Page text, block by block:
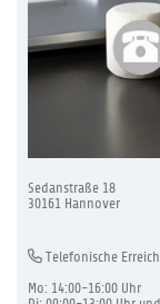
Sedanstraße 18
30161 Hannover
Telefonische
Mo: 14:00-16:00 Uhr